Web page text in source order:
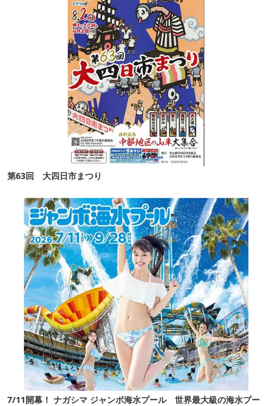
第63回 大四日市まつり
7/11開幕！ ナガシマ ジャンボ海水プール 世界最大級の海水プー